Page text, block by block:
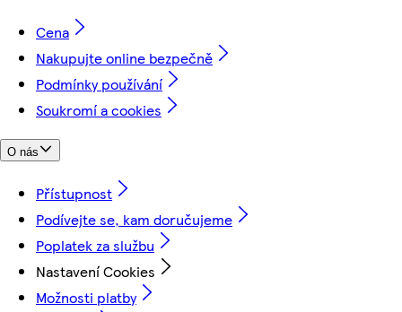
Cena
Nakupujte online bezpečně
Podmínky používání
Soukromí a cookies
O nás
Přístupnost
Podívejte se, kam doručujeme
Poplatek za službu
Nastavení Cookies
Možnosti platby